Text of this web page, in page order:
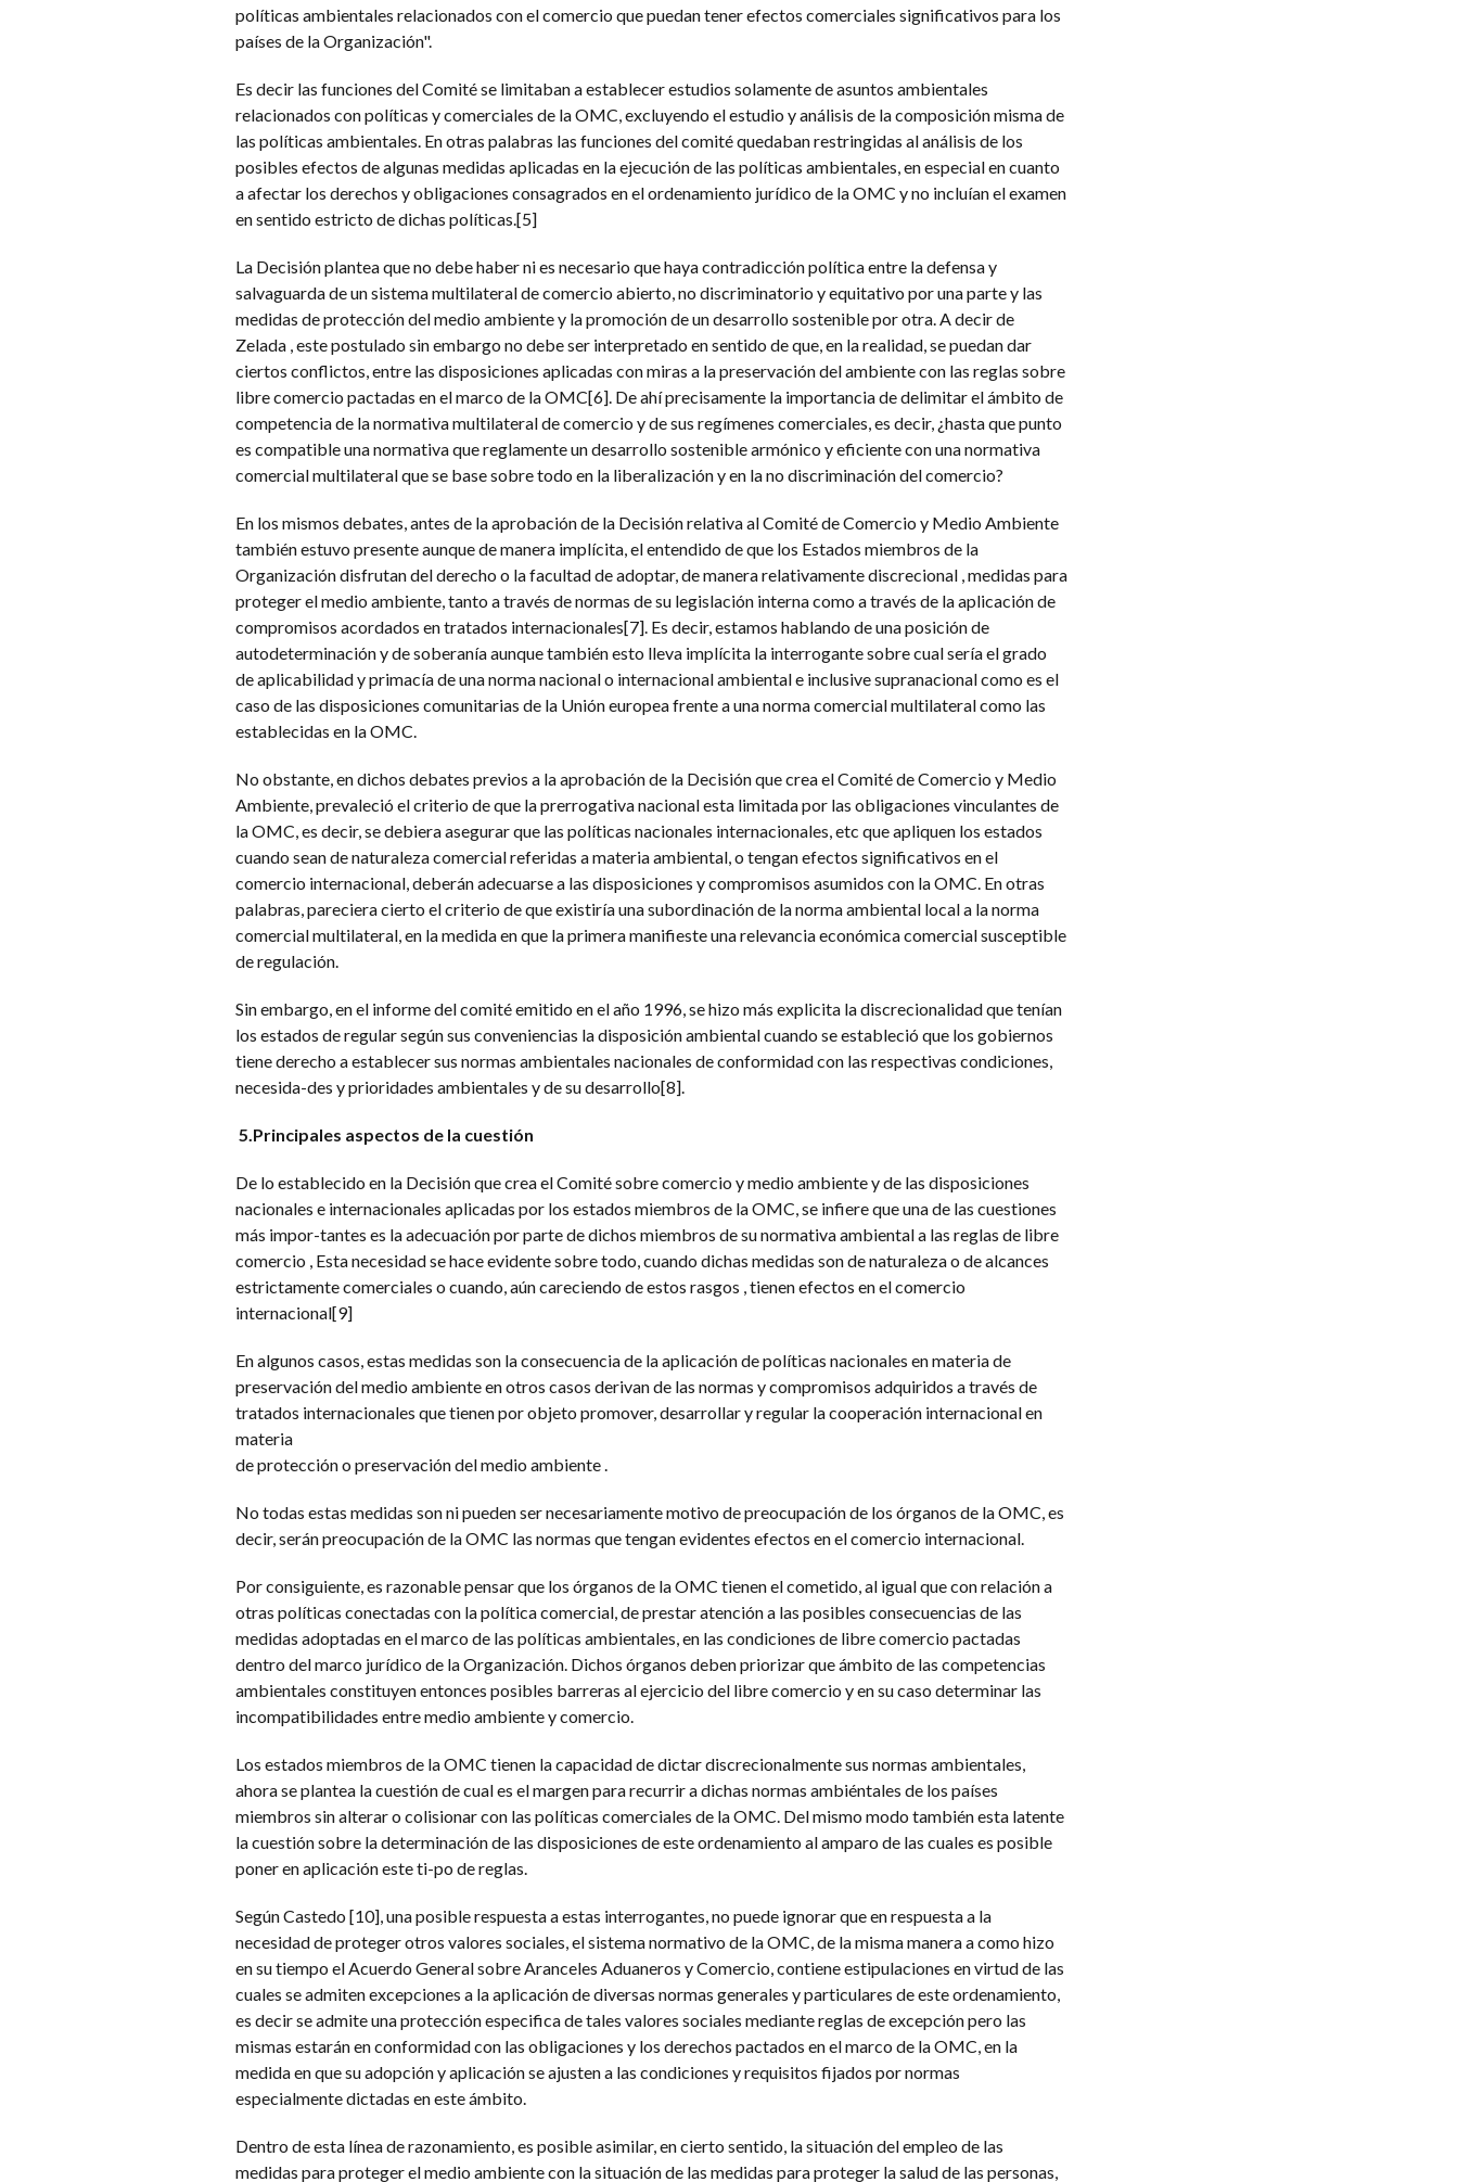
políticas ambientales relacionados con el comercio que puedan tener efectos comerciales significativos para los
países de la Organización".
Es decir las funciones del Comité se limitaban a establecer estudios solamente de asuntos ambientales
relacionados con políticas y comerciales de la OMC, excluyendo el estudio y análisis de la composición misma de
las políticas ambientales. En otras palabras las funciones del comité quedaban restringidas al análisis de los
posibles efectos de algunas medidas aplicadas en la ejecución de las políticas ambientales, en especial en cuanto
a afectar los derechos y obligaciones consagrados en el ordenamiento jurídico de la OMC y no incluían el examen
en sentido estricto de dichas políticas.[5]
La Decisión plantea que no debe haber ni es necesario que haya contradicción política entre la defensa y
salvaguarda de un sistema multilateral de comercio abierto, no discriminatorio y equitativo por una parte y las
medidas de protección del medio ambiente y la promoción de un desarrollo sostenible por otra. A decir de
Zelada , este postulado sin embargo no debe ser interpretado en sentido de que, en la realidad, se puedan dar
ciertos conflictos, entre las disposiciones aplicadas con miras a la preservación del ambiente con las reglas sobre
libre comercio pactadas en el marco de la OMC[6]. De ahí precisamente la importancia de delimitar el ámbito de
competencia de la normativa multilateral de comercio y de sus regímenes comerciales, es decir, ¿hasta que punto
es compatible una normativa que reglamente un desarrollo sostenible armónico y eficiente con una normativa
comercial multilateral que se base sobre todo en la liberalización y en la no discriminación del comercio?
En los mismos debates, antes de la aprobación de la Decisión relativa al Comité de Comercio y Medio Ambiente
también estuvo presente aunque de manera implícita, el entendido de que los Estados miembros de la
Organización disfrutan del derecho o la facultad de adoptar, de manera relativamente discrecional , medidas para
proteger el medio ambiente, tanto a través de normas de su legislación interna como a través de la aplicación de
compromisos acordados en tratados internacionales[7]. Es decir, estamos hablando de una posición de
autodeterminación y de soberanía aunque también esto lleva implícita la interrogante sobre cual sería el grado
de aplicabilidad y primacía de una norma nacional o internacional ambiental e inclusive supranacional como es el
caso de las disposiciones comunitarias de la Unión europea frente a una norma comercial multilateral como las
establecidas en la OMC.
No obstante, en dichos debates previos a la aprobación de la Decisión que crea el Comité de Comercio y Medio
Ambiente, prevaleció el criterio de que la prerrogativa nacional esta limitada por las obligaciones vinculantes de
la OMC, es decir, se debiera asegurar que las políticas nacionales internacionales, etc que apliquen los estados
cuando sean de naturaleza comercial referidas a materia ambiental, o tengan efectos significativos en el
comercio internacional, deberán adecuarse a las disposiciones y compromisos asumidos con la OMC. En otras
palabras, pareciera cierto el criterio de que existiría una subordinación de la norma ambiental local a la norma
comercial multilateral, en la medida en que la primera manifieste una relevancia económica comercial susceptible
de regulación.
Sin embargo, en el informe del comité emitido en el año 1996, se hizo más explicita la discrecionalidad que tenían
los estados de regular según sus conveniencias la disposición ambiental cuando se estableció que los gobiernos
tiene derecho a establecer sus normas ambientales nacionales de conformidad con las respectivas condiciones,
necesida-des y prioridades ambientales y de su desarrollo[8].
5.Principales aspectos de la cuestión
De lo establecido en la Decisión que crea el Comité sobre comercio y medio ambiente y de las disposiciones
nacionales e internacionales aplicadas por los estados miembros de la OMC, se infiere que una de las cuestiones
más impor-tantes es la adecuación por parte de dichos miembros de su normativa ambiental a las reglas de libre
comercio , Esta necesidad se hace evidente sobre todo, cuando dichas medidas son de naturaleza o de alcances
estrictamente comerciales o cuando, aún careciendo de estos rasgos , tienen efectos en el comercio
internacional[9]
En algunos casos, estas medidas son la consecuencia de la aplicación de políticas nacionales en materia de
preservación del medio ambiente en otros casos derivan de las normas y compromisos adquiridos a través de
tratados internacionales que tienen por objeto promover, desarrollar y regular la cooperación internacional en
materia
de protección o preservación del medio ambiente .
No todas estas medidas son ni pueden ser necesariamente motivo de preocupación de los órganos de la OMC, es
decir, serán preocupación de la OMC las normas que tengan evidentes efectos en el comercio internacional.
Por consiguiente, es razonable pensar que los órganos de la OMC tienen el cometido, al igual que con relación a
otras políticas conectadas con la política comercial, de prestar atención a las posibles consecuencias de las
medidas adoptadas en el marco de las políticas ambientales, en las condiciones de libre comercio pactadas
dentro del marco jurídico de la Organización. Dichos órganos deben priorizar que ámbito de las competencias
ambientales constituyen entonces posibles barreras al ejercicio del libre comercio y en su caso determinar las
incompatibilidades entre medio ambiente y comercio.
Los estados miembros de la OMC tienen la capacidad de dictar discrecionalmente sus normas ambientales,
ahora se plantea la cuestión de cual es el margen para recurrir a dichas normas ambiéntales de los países
miembros sin alterar o colisionar con las políticas comerciales de la OMC. Del mismo modo también esta latente
la cuestión sobre la determinación de las disposiciones de este ordenamiento al amparo de las cuales es posible
poner en aplicación este ti-po de reglas.
Según Castedo [10], una posible respuesta a estas interrogantes, no puede ignorar que en respuesta a la
necesidad de proteger otros valores sociales, el sistema normativo de la OMC, de la misma manera a como hizo
en su tiempo el Acuerdo General sobre Aranceles Aduaneros y Comercio, contiene estipulaciones en virtud de las
cuales se admiten excepciones a la aplicación de diversas normas generales y particulares de este ordenamiento,
es decir se admite una protección especifica de tales valores sociales mediante reglas de excepción pero las
mismas estarán en conformidad con las obligaciones y los derechos pactados en el marco de la OMC, en la
medida en que su adopción y aplicación se ajusten a las condiciones y requisitos fijados por normas
especialmente dictadas en este ámbito.
Dentro de esta línea de razonamiento, es posible asimilar, en cierto sentido, la situación del empleo de las
medidas para proteger el medio ambiente con la situación de las medidas para proteger la salud de las personas,